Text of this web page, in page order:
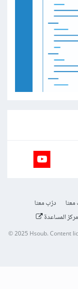
درّب معنا
مركز المساعدة
© 2025 Hsoub.Content